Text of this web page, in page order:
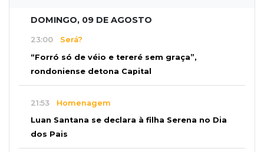
DOMINGO, 09 DE AGOSTO
23:00 Será?
“Forró só de véio e tereré sem graça”,
rondoniense detona Capital
21:53 Homenagem
Luan Santana se declara à filha Serena no Dia
dos Pais